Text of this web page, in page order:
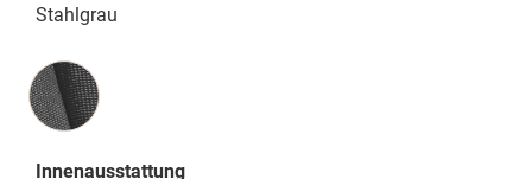
Stahlgrau
Innenausstattung
Innenausstattung